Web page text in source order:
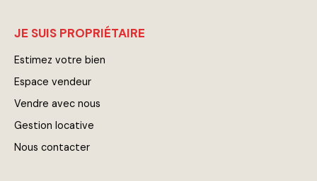
JE SUIS PROPRIÉTAIRE
Estimez votre bien
Espace vendeur
Vendre avec nous
Gestion locative
Nous contacter